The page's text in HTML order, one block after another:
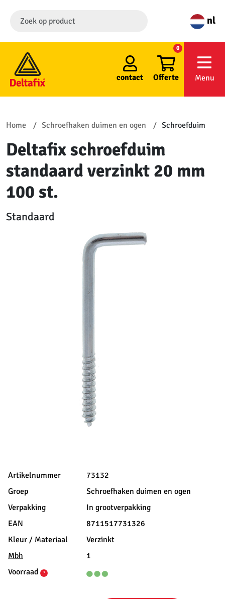
nl
contact Offerte
0
Menu
Home Schroefhaken duimen en ogen Schroefduim
Deltafix schroefduim
standaard verzinkt 20 mm
100 st.
Standaard
Artikelnummer
73132
Groep
Schroefhaken duimen en ogen
Verpakking
In grootverpakking
EAN
8711517731326
Kleur / Materiaal
Verzinkt
Mbh
1
Voorraad
?